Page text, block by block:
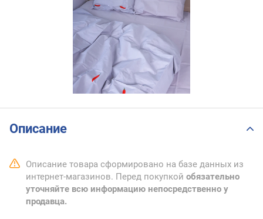
Описание
Описание товара сформировано на базе данных из
интернет-магазинов. Перед покупкой обязательно
уточняйте всю информацию непосредственно у
продавца.